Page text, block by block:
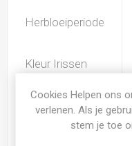
Herbloeiperiode
Kleur Irissen
Iris type
Cookies Helpen ons
verlenen. Als je
stem je toe